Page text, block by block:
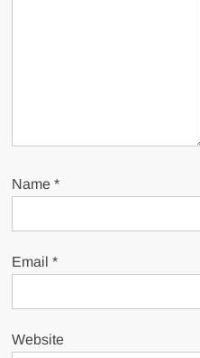
Name*
Email*
Website